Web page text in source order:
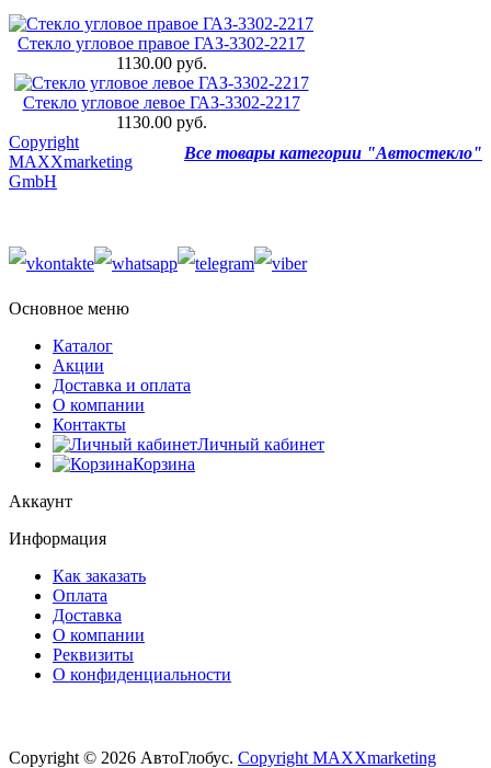
Стекло угловое правое ГАЗ-3302-2217
1130.00 руб.
Стекло угловое левое ГАЗ-3302-2217
1130.00 руб.
Все товары категории "Автостекло"
Copyright
MAXXmarketing
GmbH
Основное меню
Каталог
Акции
Доставка и оплата
О компании
Контакты
Личный кабинет
Корзина
Аккаунт
Информация
Как заказать
Оплата
Доставка
О компании
Реквизиты
О конфиденциальности
Copyright © 2026 АвтоГлобус. Copyright MAXXmarketing